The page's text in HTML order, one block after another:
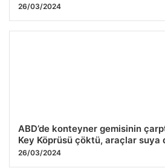
26/03/2024
ABD’de konteyner gemisinin
Key Köprüsü çöktü, araçlar suya
26/03/2024